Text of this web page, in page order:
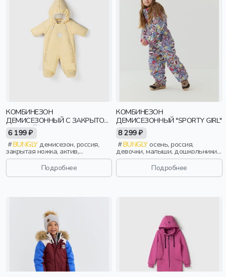
КОМБИНЕЗОН
ДЕМИСЕЗОННЫЙ С ЗАКРЫТОЙ
НОЖКОЙ "НАРЦИСС" 0+
6 199 ₽
BUNGLYдемисезон, россия,
закрытая ножка, актив,
новорожденные, дети
Подробнее
КОМБИНЕЗОН
ДЕМИСЕЗОННЫЙ "SPORTY GIRL"
8 299 ₽
BUNGLYосень, россия,
девочки, малыши, дошкольники,
дети
Подробнее